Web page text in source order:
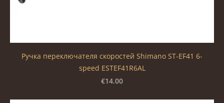
Ручка переключателя скоростей Shimano ST-EF41 6-
speed ESTEF41R6AL
€14.00